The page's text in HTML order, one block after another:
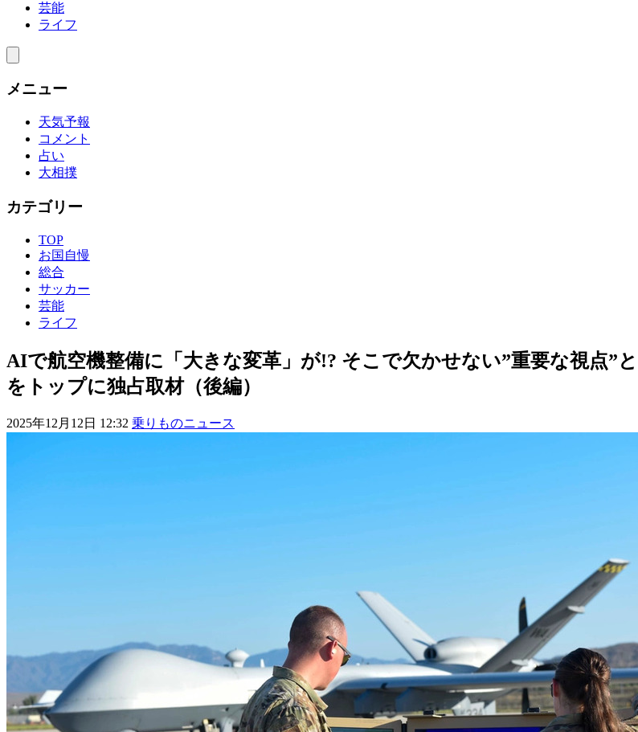
芸能
ライフ
メニュー
天気予報
コメント
占い
大相撲
カテゴリー
TOP
お国自慢
総合
サッカー
芸能
ライフ
AIで航空機整備に「大きな変革」が!? そこで欠かせない”重要な視点”
をトップに独占取材（後編）
2025年12月12日 12:32 乗りものニュース